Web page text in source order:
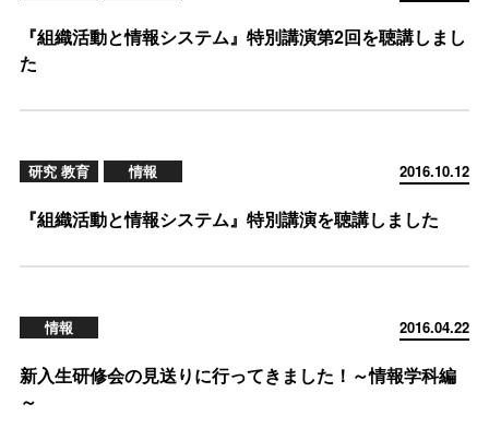
『組織活動と情報システム』特別講演第2回を聴講しまし
た
2016.10.12
研究 教育 情報
『組織活動と情報システム』特別講演を聴講しました
2016.04.22
情報
新入生研修会の見送りに行ってきました！～情報学科編
～